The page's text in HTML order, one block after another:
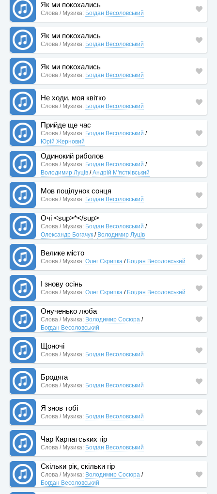
Як ми покохались
Слова / Музика: Богдан Весоловський
Як ми покохались
Слова / Музика: Богдан Весоловський
Як ми покохались
Слова / Музика: Богдан Весоловський
Не ходи, моя квітко
Слова / Музика: Богдан Весоловський
Прийде ще час
Слова / Музика: Богдан Весоловський /
Юрій Жерновий
Одинокий риболов
Слова / Музика: Богдан Весоловський /
Володимир Луців /Андрій М'ястківський
Мов поцілунок сонця
Слова / Музика: Богдан Весоловський
Очі <sup>*</sup>
Слова / Музика: Богдан Весоловський /
Олександр Богачук / Володимир Луців
Велике місто
Слова / Музика: Олег Скрипка / Богдан Весоловський
І знову осінь
Слова / Музика: Олег Скрипка / Богдан Весоловський
Онученько люба
Слова / Музика: Володимир Сосюра /
Богдан Весоловський
Щоночі
Слова / Музика: Богдан Весоловський
Бродяга
Слова / Музика: Богдан Весоловський
Я знов тобі
Слова / Музика: Богдан Весоловський
Чар Карпатських гір
Слова / Музика: Богдан Весоловський
Скільки рік, скільки гір
Слова / Музика: Володимир Сосюра /
Богдан Весоловський